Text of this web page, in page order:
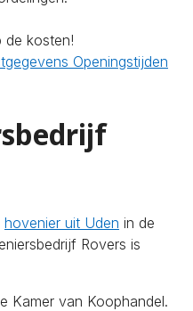
de kosten!
Openingstijden
hovenier uit Uden in de
Rovers is
Kamer van Koophandel.